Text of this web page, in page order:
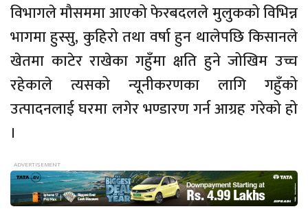
विभागले मौसममा आएको फेरबदलले मुलुकको विभिन्न
भागमा हुस्सु, कुहिरो तथा वर्षा हुन थालेपछि किसानले
खेतमा काटेर राखेका गहुँमा क्षति हुने जोखिम उच्च
रहेकाले त्यसको न्यूनीकरणका लागि गहुँको
उत्पादनलाई घरमा लगेर भण्डारण गर्न आग्रह गरेको हो
।